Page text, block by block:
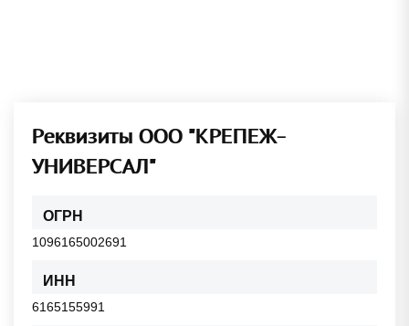
Реквизиты ООО "КРЕПЕЖ-
УНИВЕРСАЛ"
ОГРН
1096165002691
ИНН
6165155991